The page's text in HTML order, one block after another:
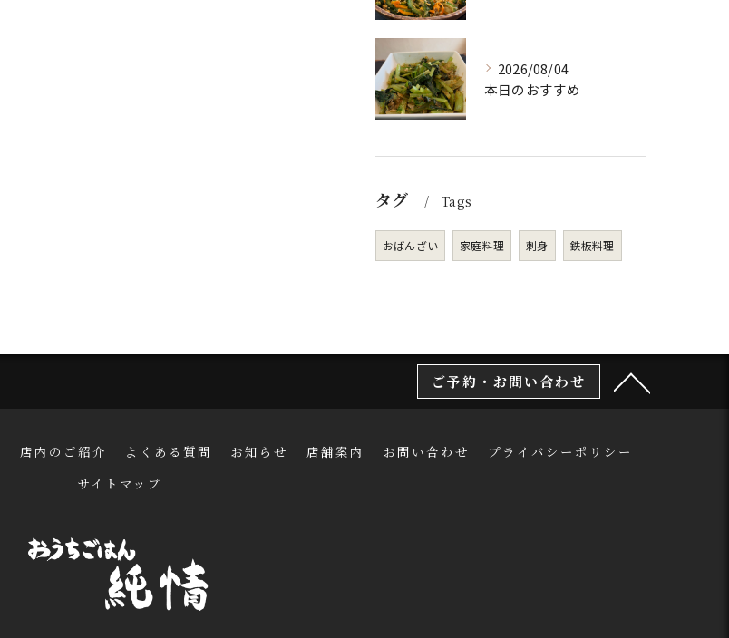
2026/08/04
本日のおすすめ
タグ Tags
おばんざい 家庭料理 刺身 鉄板料理
ご予約・お問い合わせ
店内のご紹介 よくある質問 お知らせ 店舗案内 お問い合わせ
プライバシーポリシー
サイトマップ